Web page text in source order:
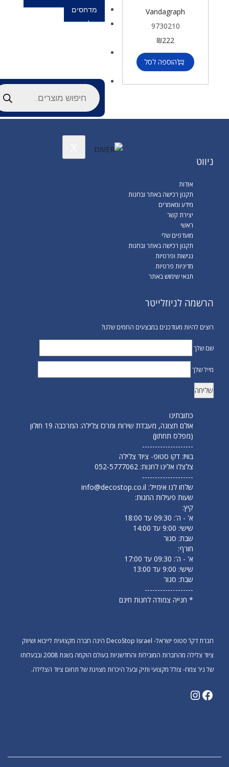
מדחסים
סל
Vandagraph
9730210
₪
הוספה לסל
ניווט
אודות
תקנון רכישה באתר ובחנות
מידע ומאמרים
יצירת קשר
מועדפים שלי
תקנון רכישה באתר ובחנות
נגישות ופרטיות
מדיניות פרטיות
תנאי שימוש באתר
הרשמה לניוזלייטר
רוצים להיות מעודכנים במבצעים החמים שלנו?
שם שלך
מייל שלך
כתובתינו
אולם תצוגה, מעבדת שירות ומרכז צלילה: המרכבה 19 חולון
(מפלס תחתון)
--------------------
בוויז: דקו סטופ- ציוד צלילה
צלצלו אלינו לחנות:052-5777062
--------------------
שלחו לנו אימייל:info@decostop.co.il
שעות פעילות החנות:
א' - ה': 09:30 עד 18:00
שישי: 9:00 עד 14:00
שבת: סגור
חורף:
א' - ה': 09:30 עד 17:00
שישי: 9:00 עד 13:00
שבת: סגור
-------------------
* חנייה צמודה לחנות חינם
חברת דקו’ סטופ ישראל- DecoStop Israel הינה חברה מקצועית לייבוא ושיווק
ציוד צלילה מהחברות המובילות והחדשניות בעולם הוקמה בשנת 2008 ובבעלותו
של ניר צמח- צולל מקצועי ותיק ובעל היכרות מצוינת של תחום ציוד הצלילה.